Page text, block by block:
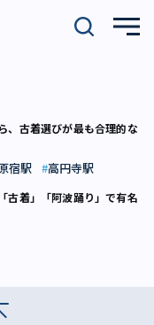
、古着選びが最も合理的な
宿駅 高円寺駅
古着」「阿波踊り」で有名